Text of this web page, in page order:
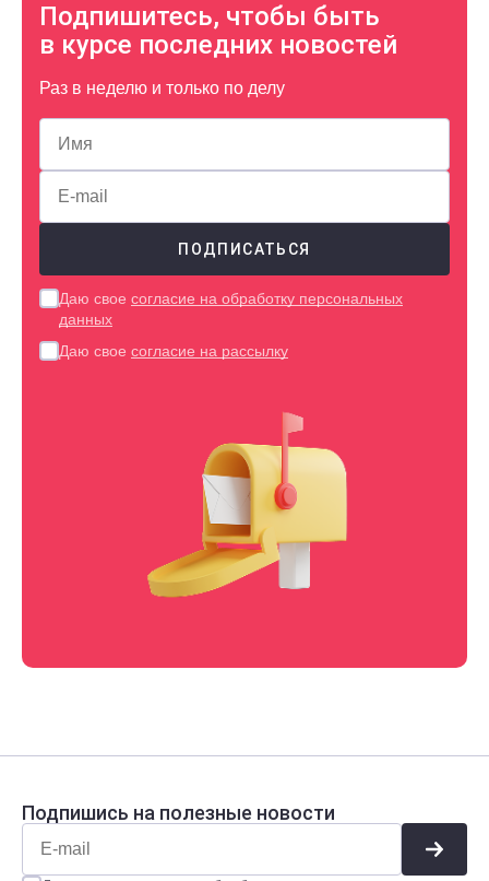
Подпишитесь, чтобы быть
в курсе последних новостей
Раз в неделю и только по делу
Даю свое согласие на обработку персональных
данных
Даю свое согласие на рассылку
Подпишись на полезные новости